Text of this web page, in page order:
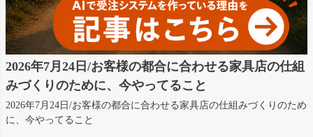
2026年7月24日/お客様の都合に合わせる家具店の仕組
みづくりのために、今やってること
2026年7月24日/お客様の都合に合わせる家具店の仕組みづくりのため
に、今やってること